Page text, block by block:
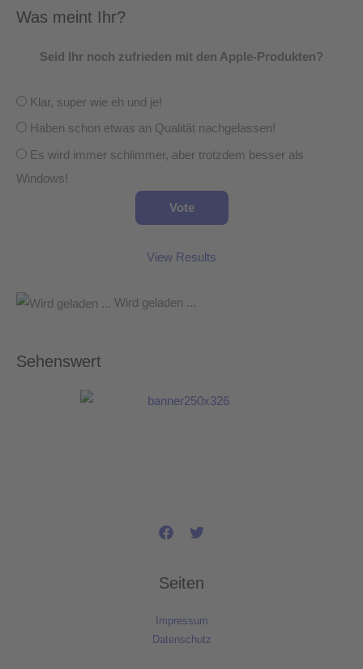
Was meint Ihr?
Seid Ihr noch zufrieden mit den Apple-Produkten?
Klar, super wie eh und je!
Haben schon etwas an Qualität nachgelassen!
Es wird immer schlimmer, aber trotzdem besser als
Windows!
View Results
Wird geladen ...
Sehenswert
Seiten
Impressum
Datenschutz